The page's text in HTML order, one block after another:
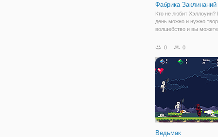
Фабрика
Кто не любит Хэллоуин?
день можно и нужно
волшебство и вы можете
"Фабрика Заклинаний
Одри и сделайте
волшебные зелья.
0 0
Ведьмак